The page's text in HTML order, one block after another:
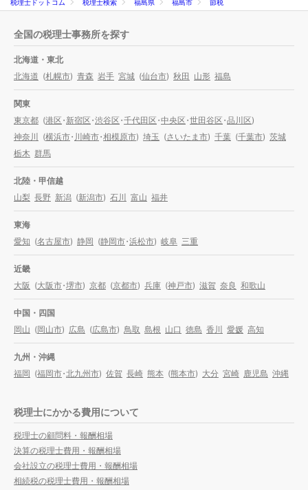
税理士ドットコム 税理士検索 福島県 福島市 節税
全国の税理士事務所を探す
北海道・東北
北海道 (札幌市) 青森 岩手 宮城 (仙台市) 秋田 山形 福島
関東
東京都 (港区・新宿区・渋谷区・千代田区・中央区・世田谷区・品川区)
神奈川
(横浜市・川崎市・相模原市) 埼玉 (さいたま市) 千葉 (千葉市) 茨城
栃木 群馬
北陸・甲信越
山梨 長野 新潟 (新潟市) 石川 富山 福井
東海
愛知 (名古屋市) 静岡 (静岡市・浜松市) 岐阜 三重
近畿
大阪 (大阪市・堺市) 京都 (京都市) 兵庫 (神戸市) 滋賀 奈良 和歌山
中国・四国
岡山 (岡山市) 広島 (広島市) 鳥取 島根 山口 徳島 香川 愛媛 高知
九州・沖縄
福岡 (福岡市・北九州市) 佐賀 長崎 熊本 (熊本市) 大分 宮崎 鹿児島 沖縄
税理士にかかる費用について
税理士の顧問料・報酬相場
決算の税理士費用・報酬相場
会社設立の税理士費用・報酬相場
相続税の税理士費用・報酬相場